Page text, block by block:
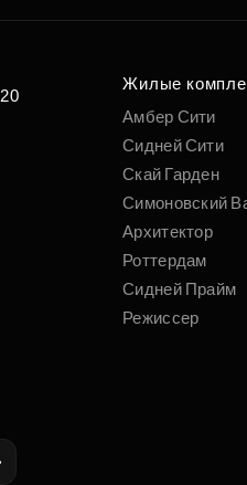
Жилые
Амбер Сити
Сидней Сити
Скай Гарден
Симоновский
Архитектор
Роттердам
Сидней Прайм
Режиссер